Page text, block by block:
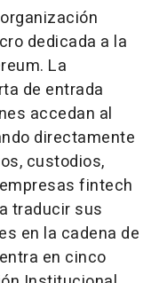
dedicada a la
La
de entrada
accedan al
directamente
custodios,
fintech
traducir sus
en la cadena de
en cinco